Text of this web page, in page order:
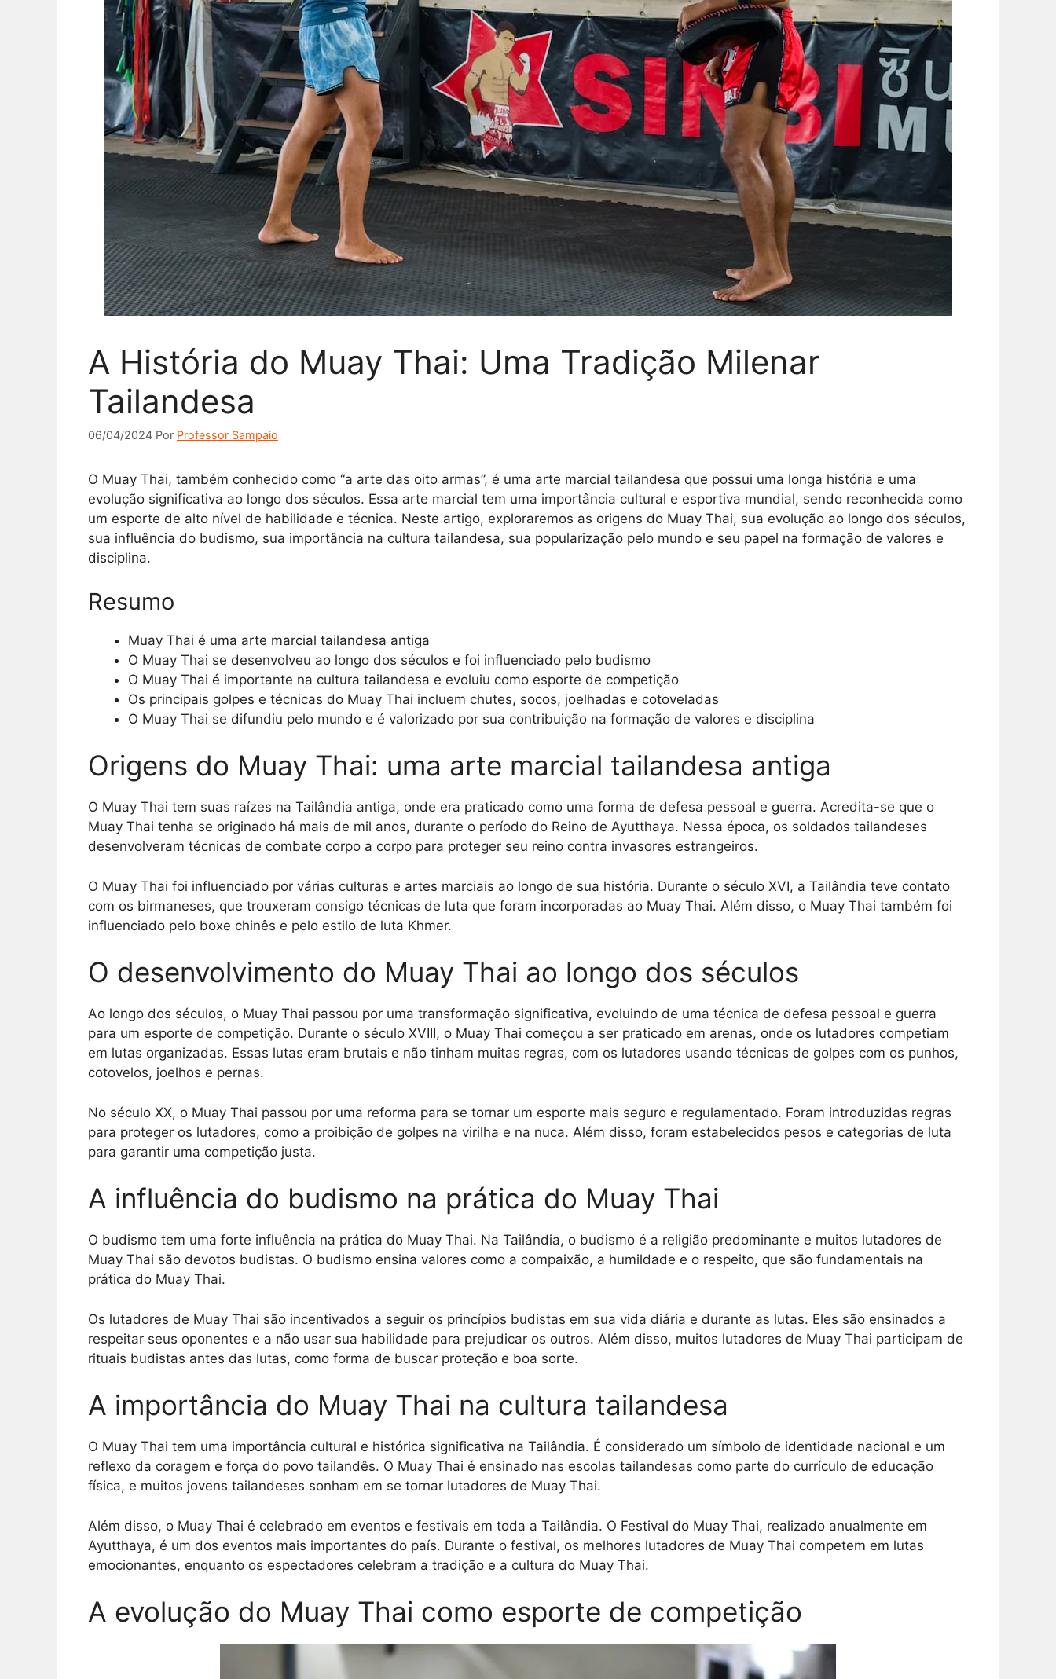
A História do Muay Thai: Uma Tradição Milenar
Tailandesa
06/04/2024 Por Professor Sampaio
O Muay Thai, também conhecido como “a arte das oito armas”, é uma arte marcial tailandesa que possui uma longa história e uma
evolução significativa ao longo dos séculos. Essa arte marcial tem uma importância cultural e esportiva mundial, sendo reconhecida como
um esporte de alto nível de habilidade e técnica. Neste artigo, exploraremos as origens do Muay Thai, sua evolução ao longo dos séculos,
sua influência do budismo, sua importância na cultura tailandesa, sua popularização pelo mundo e seu papel na formação de valores e
disciplina.
Resumo
Muay Thai é uma arte marcial tailandesa antiga
O Muay Thai se desenvolveu ao longo dos séculos e foi influenciado pelo budismo
O Muay Thai é importante na cultura tailandesa e evoluiu como esporte de competição
Os principais golpes e técnicas do Muay Thai incluem chutes, socos, joelhadas e cotoveladas
O Muay Thai se difundiu pelo mundo e é valorizado por sua contribuição na formação de valores e disciplina
Origens do Muay Thai: uma arte marcial tailandesa antiga
O Muay Thai tem suas raízes na Tailândia antiga, onde era praticado como uma forma de defesa pessoal e guerra. Acredita-se que o
Muay Thai tenha se originado há mais de mil anos, durante o período do Reino de Ayutthaya. Nessa época, os soldados tailandeses
desenvolveram técnicas de combate corpo a corpo para proteger seu reino contra invasores estrangeiros.
O Muay Thai foi influenciado por várias culturas e artes marciais ao longo de sua história. Durante o século XVI, a Tailândia teve contato
com os birmaneses, que trouxeram consigo técnicas de luta que foram incorporadas ao Muay Thai. Além disso, o Muay Thai também foi
influenciado pelo boxe chinês e pelo estilo de luta Khmer.
O desenvolvimento do Muay Thai ao longo dos séculos
Ao longo dos séculos, o Muay Thai passou por uma transformação significativa, evoluindo de uma técnica de defesa pessoal e guerra
para um esporte de competição. Durante o século XVIII, o Muay Thai começou a ser praticado em arenas, onde os lutadores competiam
em lutas organizadas. Essas lutas eram brutais e não tinham muitas regras, com os lutadores usando técnicas de golpes com os punhos,
cotovelos, joelhos e pernas.
No século XX, o Muay Thai passou por uma reforma para se tornar um esporte mais seguro e regulamentado. Foram introduzidas regras
para proteger os lutadores, como a proibição de golpes na virilha e na nuca. Além disso, foram estabelecidos pesos e categorias de luta
para garantir uma competição justa.
A influência do budismo na prática do Muay Thai
O budismo tem uma forte influência na prática do Muay Thai. Na Tailândia, o budismo é a religião predominante e muitos lutadores de
Muay Thai são devotos budistas. O budismo ensina valores como a compaixão, a humildade e o respeito, que são fundamentais na
prática do Muay Thai.
Os lutadores de Muay Thai são incentivados a seguir os princípios budistas em sua vida diária e durante as lutas. Eles são ensinados a
respeitar seus oponentes e a não usar sua habilidade para prejudicar os outros. Além disso, muitos lutadores de Muay Thai participam de
rituais budistas antes das lutas, como forma de buscar proteção e boa sorte.
A importância do Muay Thai na cultura tailandesa
O Muay Thai tem uma importância cultural e histórica significativa na Tailândia. É considerado um símbolo de identidade nacional e um
reflexo da coragem e força do povo tailandês. O Muay Thai é ensinado nas escolas tailandesas como parte do currículo de educação
física, e muitos jovens tailandeses sonham em se tornar lutadores de Muay Thai.
Além disso, o Muay Thai é celebrado em eventos e festivais em toda a Tailândia. O Festival do Muay Thai, realizado anualmente em
Ayutthaya, é um dos eventos mais importantes do país. Durante o festival, os melhores lutadores de Muay Thai competem em lutas
emocionantes, enquanto os espectadores celebram a tradição e a cultura do Muay Thai.
A evolução do Muay Thai como esporte de competição